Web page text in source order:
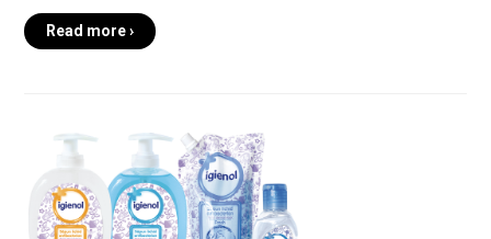
Read more ›